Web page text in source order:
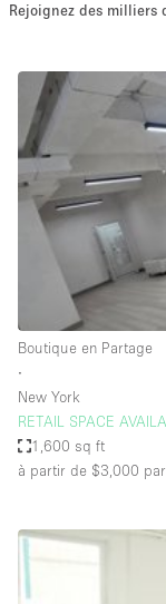
Vente au
détail
Séance de
photo
Type de l'espace
Atelier
Autre
Boutique /
Boutique en
Rejoignez des milliers
Boutique en Partage
∙
New York
RETAIL SPACE
1,600 sq ft
à partir de $3,000